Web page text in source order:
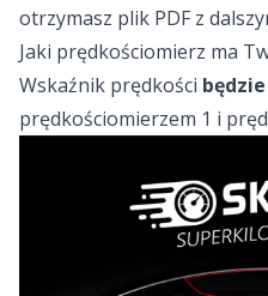
otrzymasz plik PDF z
Jaki prędkościomierz ma
Wskaźnik prędkości będzie
prędkościomierzem 1 i